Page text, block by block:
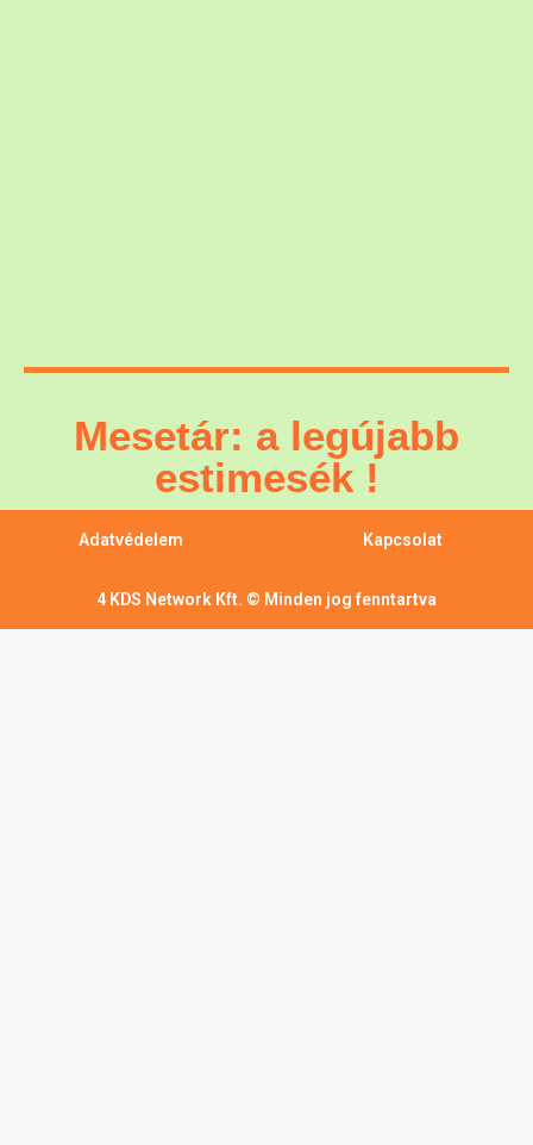
Mesetár: a legújabb
estimesék !
Adatvédelem Kapcsolat
4 KDS Network Kft. © Minden jog fenntartva